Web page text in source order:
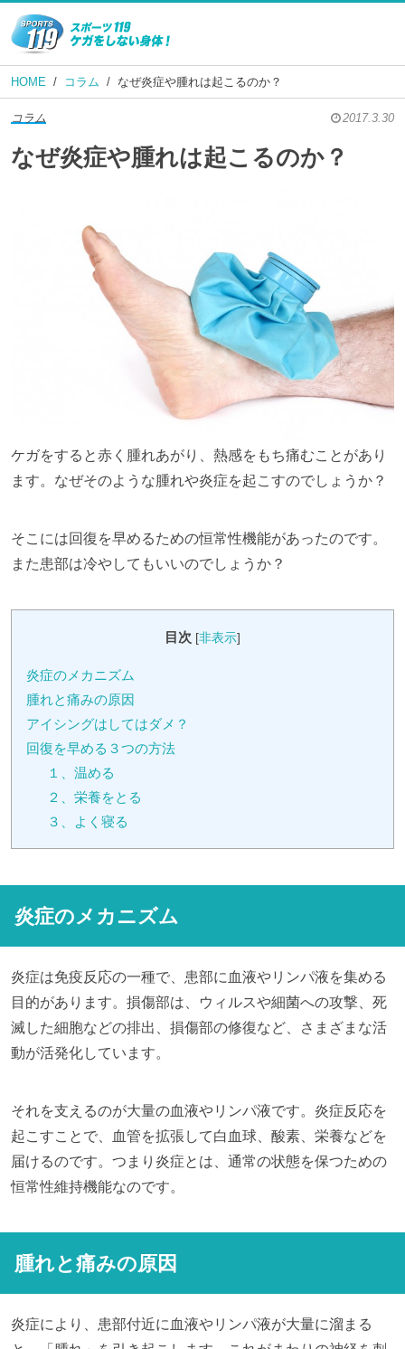
HOME コラム なぜ炎症や腫れは起こるのか？
コラム 2017.3.30
なぜ炎症や腫れは起こるのか？
ケガをすると赤く腫れあがり、熱感をもち痛むことがあり
ます。なぜそのような腫れや炎症を起こすのでしょうか？
そこには回復を早めるための恒常性機能があったのです。
また患部は冷やしてもいいのでしょうか？
目次 [非表示]
炎症のメカニズム
腫れと痛みの原因
アイシングはしてはダメ？
回復を早める３つの方法
１、温める
２、栄養をとる
３、よく寝る
炎症のメカニズム
炎症は免疫反応の一種で、患部に血液やリンパ液を集める
目的があります。損傷部は、ウィルスや細菌への攻撃、死
滅した細胞などの排出、損傷部の修復など、さまざまな活
動が活発化しています。
それを支えるのが大量の血液やリンパ液です。炎症反応を
起こすことで、血管を拡張して白血球、酸素、栄養などを
届けるのです。つまり炎症とは、通常の状態を保つための
恒常性維持機能なのです。
腫れと痛みの原因
炎症により、患部付近に血液やリンパ液が大量に溜まる